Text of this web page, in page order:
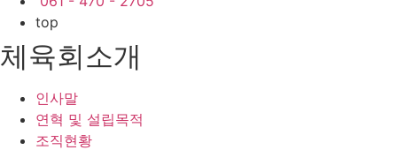
top
체육회소개
인사말
연혁 및 설립목적
조직현황